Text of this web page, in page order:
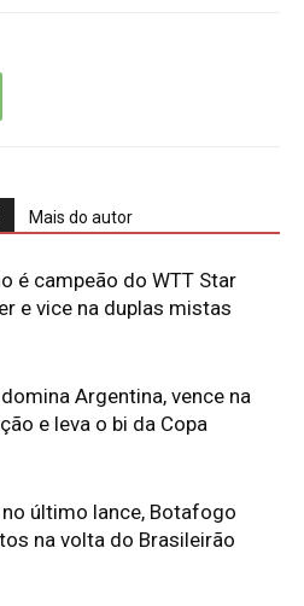
Mais do autor
é campeão do WTT Star
e vice na duplas mistas
Argentina, vence na
e leva o bi da Copa
último lance, Botafogo
na volta do Brasileirão